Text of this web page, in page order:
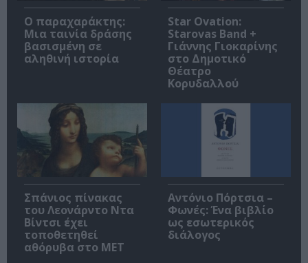
Ο παραχαράκτης:
Μια ταινία δράσης
βασισμένη σε
αληθινή ιστορία
Star Ovation:
Starovas Band +
Γιάννης Γιοκαρίνης
στο Δημοτικό
Θέατρο
Κορυδαλλού
Σπάνιος πίνακας
του Λεονάρντο Ντα
Βίντσι έχει
τοποθετηθεί
αθόρυβα στο MET
Αντόνιο Πόρτσια –
Φωνές: Ένα βιβλίο
ως εσωτερικός
διάλογος